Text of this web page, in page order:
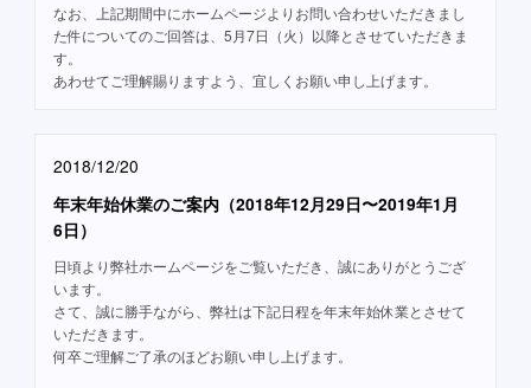
なお、上記期間中にホームページよりお問い合わせいただきまし
た件についてのご回答は、5月7日（火）以降とさせていただきま
す。
あわせてご理解賜りますよう、宜しくお願い申し上げます。
2018/12/20
年末年始休業のご案内（2018年12月29日〜2019年1月
6日）
日頃より弊社ホームページをご覧いただき、誠にありがとうござ
います。
さて、誠に勝手ながら、弊社は下記日程を年末年始休業とさせて
いただきます。
何卒ご理解ご了承のほどお願い申し上げます。